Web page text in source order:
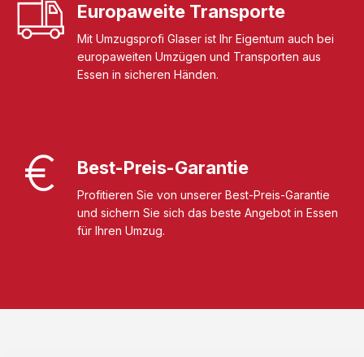
Europaweite Transporte
Mit Umzugsprofi Glaser ist Ihr Eigentum auch bei
europaweiten Umzügen und Transporten aus
Essen in sicheren Händen.
Best-Preis-Garantie
Profitieren Sie von unserer Best-Preis-Garantie
und sichern Sie sich das beste Angebot in Essen
für Ihren Umzug.